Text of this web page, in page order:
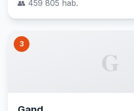
👥 459 805 hab.
3
G